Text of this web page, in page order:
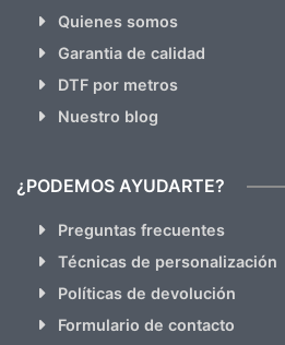
Quienes somos
Garantia de calidad
DTF por metros
Nuestro blog
¿PODEMOS AYUDARTE?
Preguntas frecuentes
Técnicas de personalización
Políticas de devolución
Formulario de contacto